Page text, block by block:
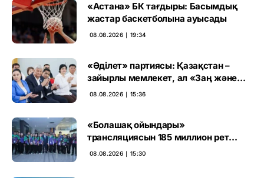
«Астана» БК тағдыры: Басымдық
жастар баскетболына ауысады
08.08.2026 ∣ 19:34
«Әділет» партиясы: Қазақстан –
зайырлы мемлекет, ал «Заң және
тәртіп» қағидаты баршаға міндетті
08.08.2026 ∣ 15:36
«Болашақ ойындары»
трансляциясын 185 миллион рет
көрген
08.08.2026 ∣ 15:30